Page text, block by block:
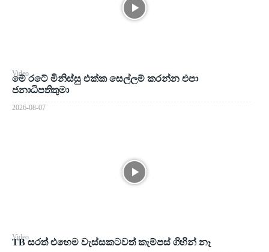
Video
මේ රටේ මිනිස්සු එක්ක සෙල්ලම් කරන්න එපා
ජනාධිපතිතුමා
2026-08-07
Video
TB සරත් එහෙම වැස්සකටවත් කැම්පස් ගිහින් නෑ